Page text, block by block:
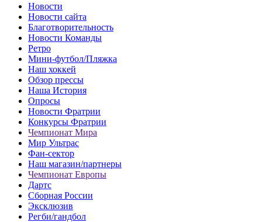
Новости
Новости сайта
Благотворительность
Новости Команды
Ретро
Мини-футбол/Пляжка
Наш хоккей
Обзор прессы
Наша История
Опросы
Новости Фратрии
Конкурсы Фратрии
Чемпионат Мира
Мир Ультрас
Фан-cектор
Наш магазин/партнеры
Чемпионат Европы
Дартс
Сборная России
Эксклюзив
Регби/гандбол